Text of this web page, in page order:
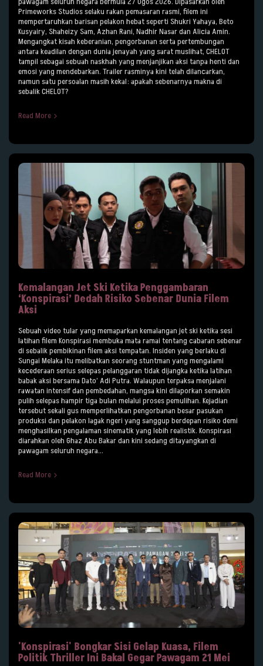
Primeworks Studios selaku rakan pemasaran rasmi, filem ini
mempertaruhkan barisan pelakon hebat seperti Shukri Yahaya, Beto
Kusyairy, Shaheizy Sam, Azhan Rani, Nadhir Nasar dan Alicia Amin.
Mengangkat kisah keberanian, pengorbanan serta pertembungan
antara keadilan dengan dunia jenayah yang sarat muslihat, CHELOT
tampil sebagai sebuah naskhah yang menjanjikan aksi tanpa henti dan
emosi yang mendebarkan. Trailer rasminya kini telah dilancarkan,
namun satu persoalan masih kekal: apakah sebenarnya makna di
sebalik CHELOT?
Read More
Kemalangan Jet Ski Ketika Penggambaran
‘Konspirasi’ Dedah Risiko Sebenar Dunia Filem
Aksi
Sebuah video tular yang memaparkan kemalangan jet ski ketika sesi
latihan filem Konspirasi membuka mata ramai tentang cabaran sebenar
di sebalik pembikinan filem aksi tempatan. Insiden yang berlaku di
Sungai Melaka itu melibatkan seorang stuntman yang mengalami
kecederaan serius selepas pelanggaran tidak dijangka ketika latihan
babak aksi bersama Dato’ Adi Putra. Walaupun terpaksa menjalani
rawatan intensif dan pembedahan, mangsa kini dilaporkan semakin
pulih selepas hampir tiga bulan melalui proses pemulihan. Kejadian
tersebut sekali gus memperlihatkan pengorbanan besar pasukan
produksi dan pelakon lagak ngeri yang sanggup berdepan risiko demi
menghasilkan pengalaman sinematik yang lebih realistik. Konspirasi
diarahkan oleh Ghaz Abu Bakar dan kini sedang ditayangkan di
pawagam seluruh negara...
Read More
'Konspirasi' Bongkar Sisi Gelap Kuasa, Filem
Politik Thriller Ini Bakal Gegar Pawagam 21 Mei